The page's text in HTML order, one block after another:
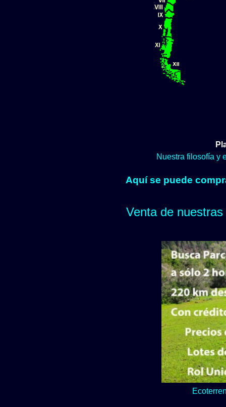
Nuestra filosofía y
Aquí se puede
Venta de
Lo verde y